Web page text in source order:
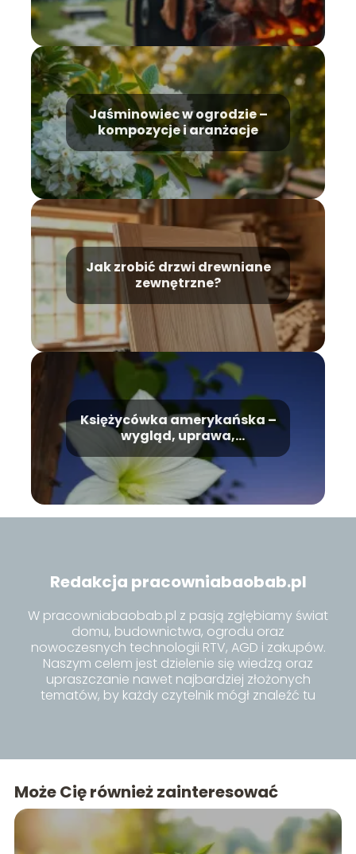
Jaśminowiec w ogrodzie –
kompozycje i aranżacje
Jak zrobić drzwi drewniane
zewnętrzne?
Księżycówka amerykańska –
wygląd, uprawa,
pielęgnacja
Redakcja pracowniabaobab.pl
W pracowniabaobab.pl z pasją zgłębiamy świat
domu, budownictwa, ogrodu oraz
nowoczesnych technologii RTV, AGD i zakupów.
Naszym celem jest dzielenie się wiedzą oraz
upraszczanie nawet najbardziej złożonych
tematów, by każdy czytelnik mógł znaleźć tu
Może Cię również zainteresować